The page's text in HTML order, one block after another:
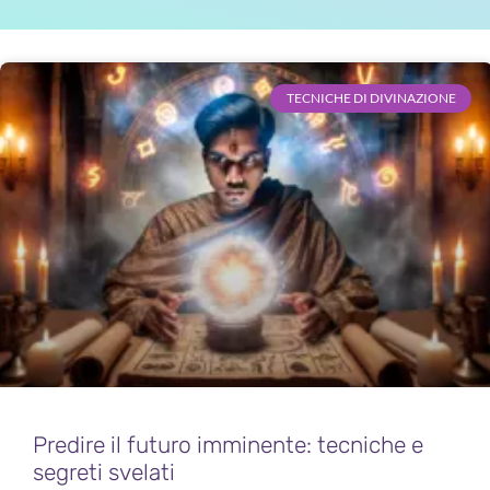
TECNICHE DI DIVINAZIONE
Predire il futuro imminente: tecniche e
segreti svelati